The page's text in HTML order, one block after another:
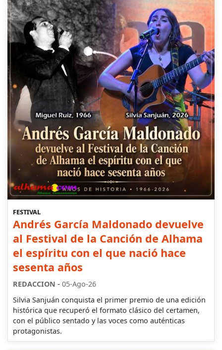
FESTIVAL
Andrés García Maldonado devuelve
al Festival de la Canción de Alhama
el espíritu con el que nació hace
sesenta años
REDACCION - 05-Ago-26
Silvia Sanjuán conquista el primer premio de una edición
histórica que recuperó el formato clásico del certamen,
con el público sentado y las voces como auténticas
protagonistas.